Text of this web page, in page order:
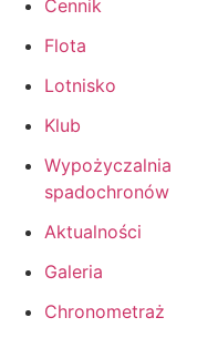
Cennik
Flota
Lotnisko
Klub
Wypożyczalnia
spadochronów
Aktualności
Galeria
Chronometraż